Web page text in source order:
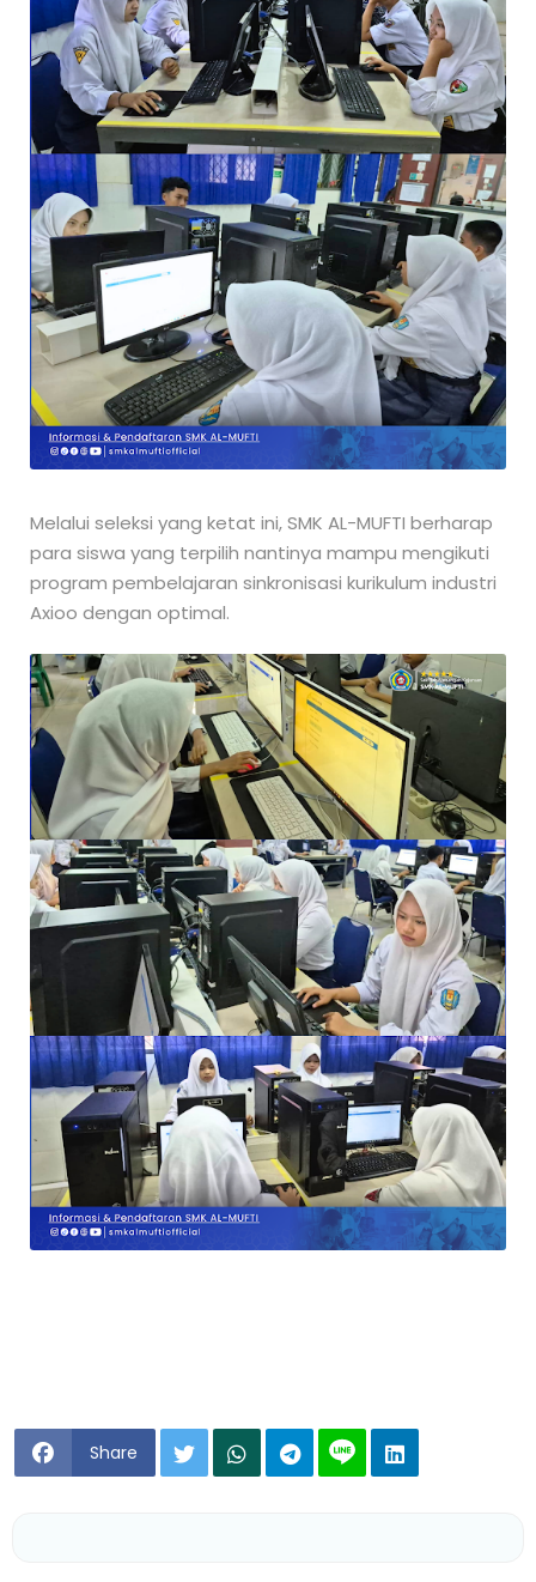
Melalui seleksi yang ketat ini, SMK AL-MUFTI berharap
para siswa yang terpilih nantinya mampu mengikuti
program pembelajaran sinkronisasi kurikulum industri
Axioo dengan optimal.
Share